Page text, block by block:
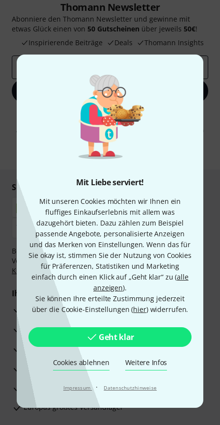
Mit Liebe serviert!
Mit unseren Cookies möchten wir Ihnen ein
fluffiges Einkaufserlebnis mit allem was
dazugehört bieten. Dazu zählen zum Beispiel
passende Angebote, personalisierte Anzeigen
und das Merken von Einstellungen. Wenn das für
Sie okay ist, stimmen Sie der Nutzung von Cookies
für Präferenzen, Statistiken und Marketing
einfach durch einen Klick auf „Geht klar“ zu (alle
anzeigen).
Sie können Ihre erteilte Zustimmung jederzeit
über die Cookie-Einstellungen (hier) widerrufen.
Geht klar
Cookies ablehnen Weitere Infos
Impressum · Datenschutzhinweise
Thomann Newsletter
Abonniere den Thomann Newsletter und gewinne mit
etwas Glück einen von 50 Gutscheinen über jeweils 50€!
Inspirierende Beiträge
Deals Thomann Insights
Jetzt anmelden
Mit Klick auf „Jetzt anmelden“ stimmen Sie dem Erhalt von E-Mail-
Werbung und einer Messung des E-Mail-Nutzungsverhaltens zu. Die
Abmeldung ist jederzeit möglich. Weitere Informationen finden Sie in
unseren
Datenschutzhinweisen
* Pflichtfeld
Sicher einkaufen & bezahlen
Bezahlen Sie vertraulich und sicher per Nachnahme,
Vorkasse, PayPal, Amazon Pay,Klarna Sofort bezahlen,
Klarna Ratenzahlungoder Kreditkarte.
Ihre Vorteile
3 Jahre Thomann Garantie
30 Tage Money-Back-Garantie
Reparaturservice
Beratung durch Fachexperten
Zufriedenheitsgarantie
Europas größtes Versandlager